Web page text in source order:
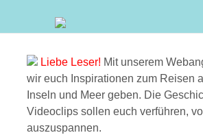
Liebe Leser! Mit unserem
wir euch Inspirationen zum Reisen
Inseln und Meer geben. Die
Videoclips sollen euch verführen,
auszuspannen.